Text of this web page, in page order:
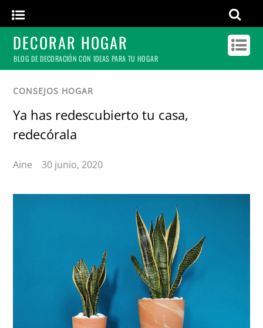
DECORAR HOGAR
BLOG DE DECORACIÓN CON IDEAS PARA TU HOGAR
CONSEJOS HOGAR
Ya has redescubierto tu casa,
redecórala
Aine 30 junio, 2020